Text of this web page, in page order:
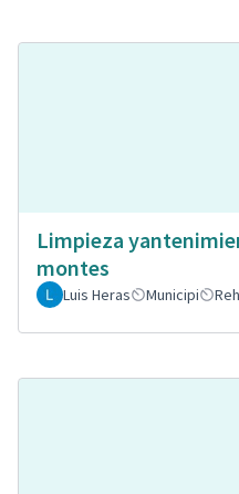
Limpieza
montes
Luis Heras Municipi